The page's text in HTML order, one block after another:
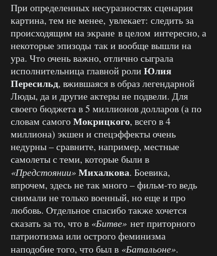
При определенныхнесуразностях сценария
картина, тем не менее, увлекает: следить за
происходящим на экране в целом интересно, а
некоторые эпизоды так и вообщевышли на
ура. Что очень важно, отлично сыграла
исполнительница главной роли Юлия
Пересильд, вжившаяся в образ легендарной
Люды, да и другиеактерыне подвели. Для
своего бюджетав 5 миллионовдолларов (а по
словам самогоМокрицкого, всегов 4
миллиона) экшен и спецэффекты очень
недурны – сравните, например, местные
самолетыс теми, которые были в
«Предстоянии»Михалкова. Боевика,
впрочем, здесьне такмного – фильм-то ведь
снимали не только военный, ноещеи про
любовь. Отдельное спасибо также хочется
сказать за то, что в «Битве» нет приторного
патриотизма или острого феминизма
наподобие того, что был в «Батальоне».